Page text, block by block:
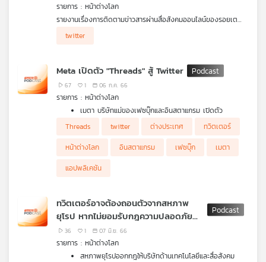
แผนที่
รายการ : หน้าต่างโลก
รายงานเรื่องการติดตามข่าวสารผ่านสื่อสังคมออนไลน์ของรอยเต
เสียงในสื่อสังคมออนไลน์มากกว่านักข่าวตัวจริง ใน TikTok
twitter
Meta เปิดตัว "Threads" สู้ Twitter
67 1 06 ก.ค. 66
รายการ : หน้าต่างโลก
เมตา บริษัทแม่ของเฟซบุ๊กและอินสตาแกรม เปิดตัว
"Threads" แอปพลิเคชันน้องใหม่ โดยมีหน้าตาและรูปแบบ
การทำงานคล้ายกับทวิตเตอร์ เพื่อหวังดึงดูดผู้ใช้งานทวิต
เตอร์ให้หันมาใช้งานแอปพลิเคชันนี้มากขึ้น ซึ่งหลังจากเปิดให้
ดาวน์โหลดได้เพียง 7 ชั่วโมงมีผู้ใช้งานแล้วมากถึง 10 ล้าน
คน
Threads twitter ต่างประเทศ
ทวิตเตอร์
หน้าต่างโลก
อินสตาแกรม เฟซบุ๊ก
เมตา
แอปพลิเคชัน
ทวิตเตอร์อาจต้องถอนตัวจากสหภาพ
ยุโรป หากไม่ยอมรับกฎความปลอดภัย
ด้านข้อมูล
36 1 07 มิ.ย. 66
รายการ : หน้าต่างโลก
สหภาพยุโรปออกกฎให้บริษัทด้านเทคโนโลยีและสื่อสังคม